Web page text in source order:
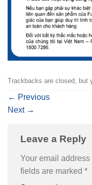
Trackbacks are closed, but
← Previous
Next →
Leave a Reply
Your email
fields are marked *